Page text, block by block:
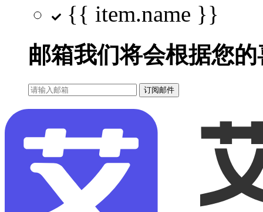
{{ item.name }}
邮箱我们将会根据您
订阅邮件